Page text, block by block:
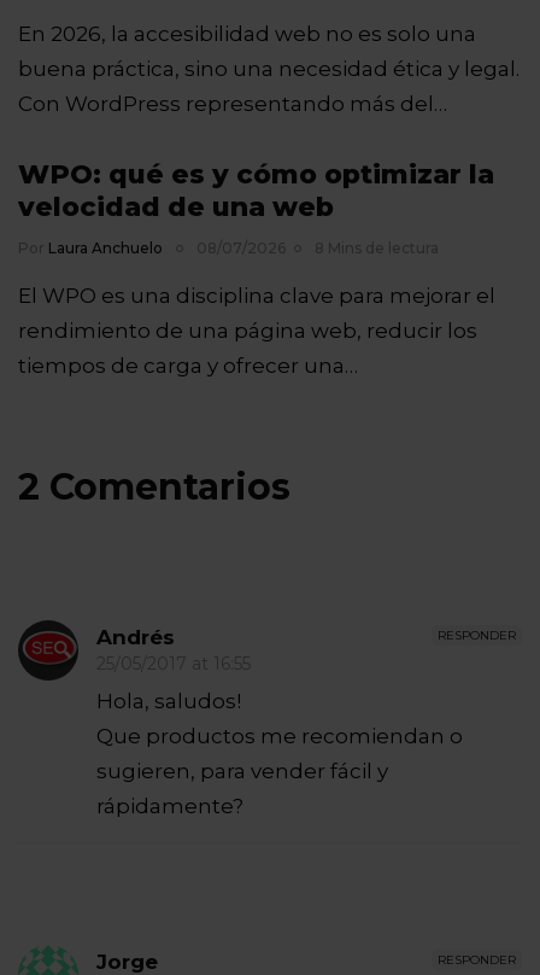
En 2026, la accesibilidad web no es solo una
buena práctica, sino una necesidad ética y legal.
Con WordPress representando más del…
WPO: qué es y cómo optimizar la
velocidad de una web
Por Laura Anchuelo 08/07/2026 8 Mins de lectura
El WPO es una disciplina clave para mejorar el
rendimiento de una página web, reducir los
tiempos de carga y ofrecer una…
2 Comentarios
RESPONDER
Andrés
25/05/2017 at 16:55
Hola, saludos!
Que productos me recomiendan o
sugieren, para vender fácil y
rápidamente?
RESPONDER
Jorge